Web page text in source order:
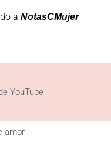
a NotasCMujer
YouTube
amor